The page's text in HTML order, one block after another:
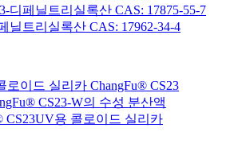
디페닐트리실록산 CAS: 17875-55-7
닐트리실록산 CAS: 17962-34-4
로이드 실리카 ChangFu® CS23
CS23-W의 수성 분산액
CS23UV용 콜로이드 실리카